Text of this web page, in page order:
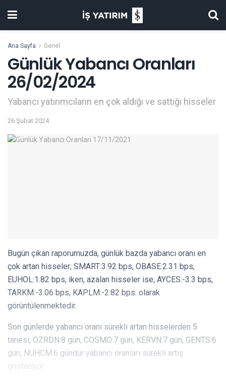
Ana Sayfa Genel
Günlük Yabancı Oranları
26/02/2024
Yabancı yatırımcıların en çok aldığı ve sattığı hisseler
26 Şubat 2024
Bugün çıkan raporumuzda, günlük bazda yabancı oranı en
çok artan hisseler; SMART:3.92 bps, OBASE:2.31 bps,
EUHOL:1.82 bps, iken, azalan hisseler ise; AYCES:-3.3 bps,
TARKM:-3.06 bps, KAPLM:-2.82 bps. olarak
görüntülenmektedir.
Son günlerde yabancı oranı sürekli artan hisselerden 5
tanesi; OZRDN:8 gün, COSMO:7 gün, KERVN:7 gün, GENTS:6
gün, NUHCM:6 gündür yabancı oranları sürekli artış
gösteriyor.